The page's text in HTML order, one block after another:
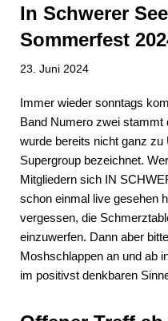
In Schwerer
Sommerfest
23. Juni 2024
Immer wieder sonntags
Band Numero zwei stammt
wurde bereits nicht ganz
Supergroup bezeichnet.
Mitgliedern sich IN
schon einmal live gesehen
vergessen, die
einzuwerfen. Dann aber
Moshschlappen an und ab
im positivst denkbaren